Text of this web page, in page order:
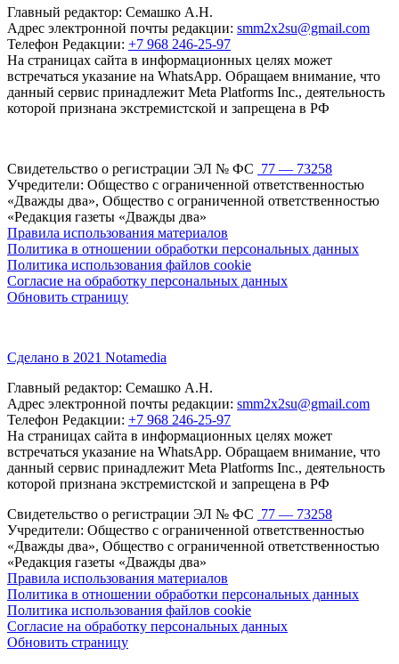
Главный редактор: Семашко А.Н.
Адрес электронной почты редакции: smm2x2su@gmail.com
Телефон Редакции: +7 968 246-25-97
На страницах сайта в информационных целях может
встречаться указание на WhatsApp. Обращаем внимание, что
данный сервис принадлежит Meta Platforms Inc., деятельность
которой признана экстремистской и запрещена в РФ
Свидетельство о регистрации ЭЛ № ФС 77 — 73258
Учредители: Общество с ограниченной ответственностью
«Дважды два», Общество с ограниченной ответственностью
«Редакция газеты «Дважды два»
Правила использования материалов
Политика в отношении обработки персональных данных
Политика использования файлов cookie
Согласие на обработку персональных данных
Обновить страницу
Сделано в 2021 Notamedia
Главный редактор: Семашко А.Н.
Адрес электронной почты редакции: smm2x2su@gmail.com
Телефон Редакции: +7 968 246-25-97
На страницах сайта в информационных целях может
встречаться указание на WhatsApp. Обращаем внимание, что
данный сервис принадлежит Meta Platforms Inc., деятельность
которой признана экстремистской и запрещена в РФ
Свидетельство о регистрации ЭЛ № ФС 77 — 73258
Учредители: Общество с ограниченной ответственностью
«Дважды два», Общество с ограниченной ответственностью
«Редакция газеты «Дважды два»
Правила использования материалов
Политика в отношении обработки персональных данных
Политика использования файлов cookie
Согласие на обработку персональных данных
Обновить страницу